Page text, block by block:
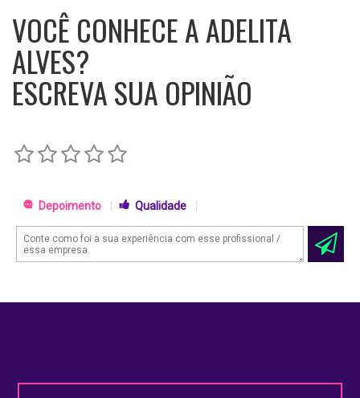
VOCÊ CONHECE A ADELITA
ALVES?
ESCREVA SUA OPINIÃO
Depoimento Qualidade